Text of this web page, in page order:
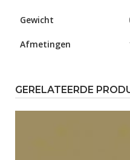
Gewicht
Afmetingen
GERELATEERDE